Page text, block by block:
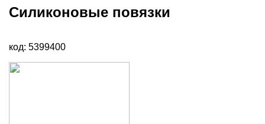
Силиконовые повязки
код: 5399400